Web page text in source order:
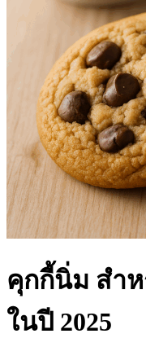
คุกกี้นิ่ม สำห
ในปี 2025